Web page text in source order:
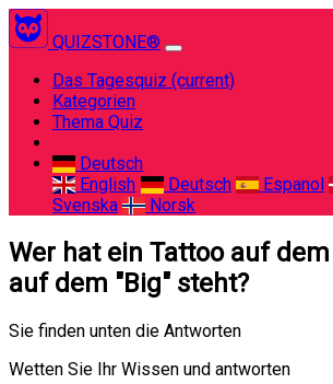
QUIZSTONE®
Das Tagesquiz (current)
Kategorien
Thema Quiz
Deutsch
English
Deutsch Espanol
Svenska
Norsk
Wer hat ein Tattoo auf
auf dem "Big" steht?
Sie finden unten die Antworten
Wetten Sie Ihr Wissen und antworten